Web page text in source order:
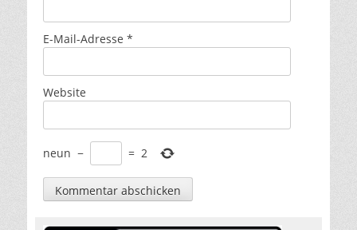
E-Mail-Adresse *
Website
neun − = 2